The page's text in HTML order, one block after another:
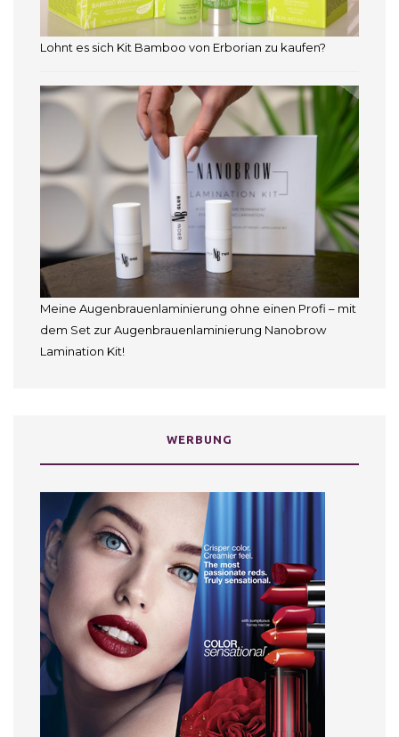
Lohnt es sich Kit Bamboo von Erborian zu kaufen?
Meine Augenbrauenlaminierung ohne einen Profi – mit
dem Set zur Augenbrauenlaminierung Nanobrow
Lamination Kit!
WERBUNG